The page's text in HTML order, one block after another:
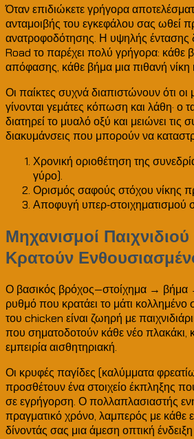
Όταν επιδιώκετε γρήγορα
ανταμοιβής του εγκεφάλου σας ωθεί
ανατροφοδότησης. Η υψηλής έντασης
Road το παρέχει πολύ γρήγορα: κάθε
απόφασης, κάθε βήμα μια πιθανή νίκη
Οι παίκτες συχνά διαπιστώνουν ότι οι
γίνονται γεμάτες κόπωση και λάθη· ο
διατηρεί το μυαλό οξύ και μειώνει τις
διακυμάνσεις που μπορούν να
Χρονική οριοθέτηση της
γύρο).
Ορισμός σαφούς στόχου νίκης
Αποφυγή υπερ‑στοιχηματισμού
Μηχανισμοί
Κρατούν
Ο βασικός βρόχος—στοίχημα → βήμα
ρυθμό που κρατάει το μάτι
του chicken είναι ζωηρή με
που σηματοδοτούν κάθε νέο πλακάκι,
εμπειρία αισθητηριακή.
Οι κρυφές παγίδες (καλύμματα
προσθέτουν ένα στοιχείο έκπληξης
σε εγρήγορση. Ο πολλαπλασιαστής
πραγματικό χρόνο, λαμπερός με κάθε
δίνοντάς σας μια άμεση οπτική